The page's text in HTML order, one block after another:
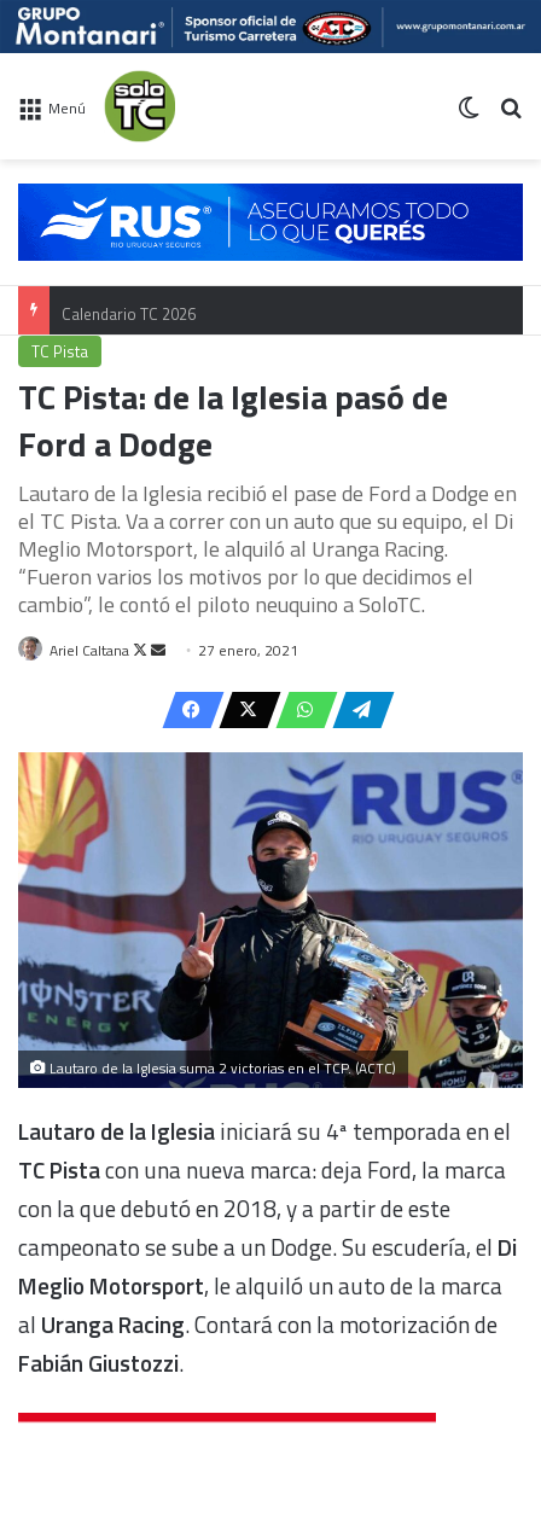
Menú
Calendario TC 2026
TC Pista
TC Pista: de la Iglesia pasó de
Ford a Dodge
Lautaro de la Iglesia recibió el pase de Ford a Dodge en
el TC Pista. Va a correr con un auto que su equipo, el Di
Meglio Motorsport, le alquiló al Uranga Racing.
“Fueron varios los motivos por lo que decidimos el
cambio”, le contó el piloto neuquino a SoloTC.
Ariel Caltana
Follow
Send
email
27 enero, 2021
Lautaro de la Iglesia suma 2 victorias en el TCP. (ACTC)
Lautaro de la Iglesiainiciará su 4ª temporada en el
TC Pistacon una nueva marca: deja Ford, la marca
con la que debutó en 2018, y a partir de este
campeonato se sube a un Dodge. Su escudería, el Di
Meglio Motorsport, le alquiló un auto de la marca
al Uranga Racing. Contará con la motorización de
Fabián Giustozzi.